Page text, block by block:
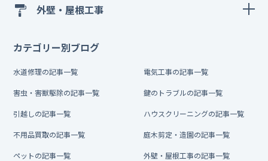
外壁・屋根工事
カテゴリー別ブログ
水道修理の記事一覧 電気工事の記事一覧
害虫・害獣駆除の記事一覧 鍵のトラブルの記事一覧
引越しの記事一覧 ハウスクリーニングの記事一覧
不用品買取の記事一覧 庭木剪定・造園の記事一覧
ペットの記事一覧 外壁・屋根工事の記事一覧